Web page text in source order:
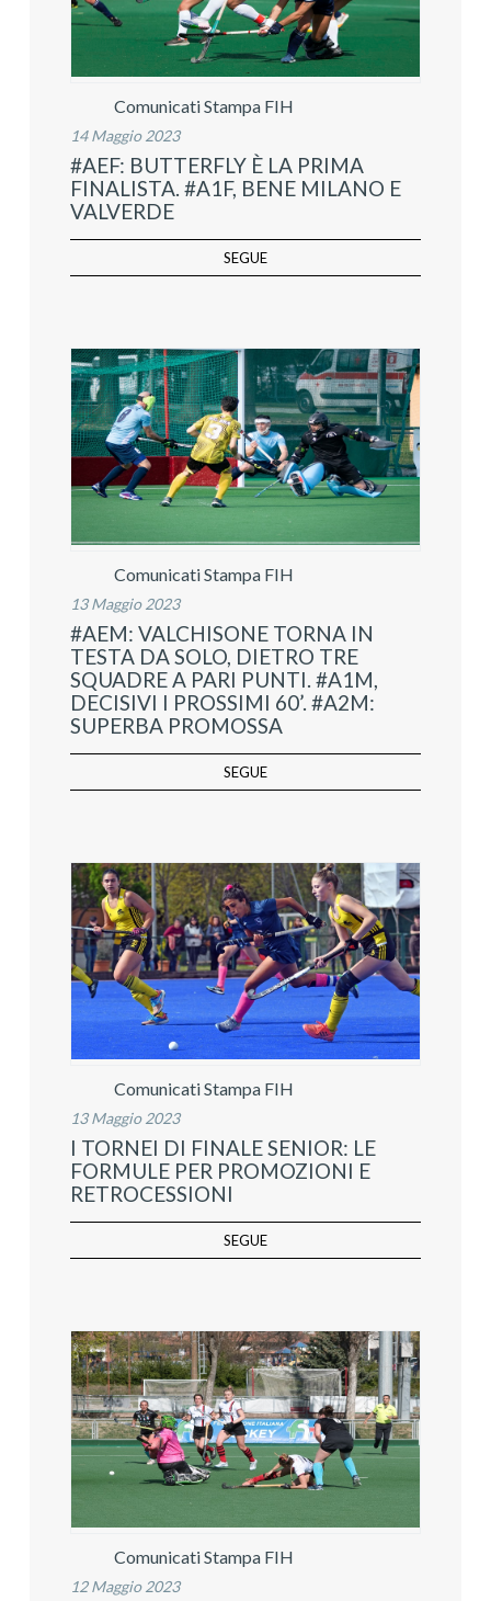
Comunicati Stampa FIH
14 Maggio 2023
#AEF: BUTTERFLY È LA PRIMA
FINALISTA. #A1F, BENE MILANO E
VALVERDE
SEGUE
Comunicati Stampa FIH
13 Maggio 2023
#AEM: VALCHISONE TORNA IN
TESTA DA SOLO, DIETRO TRE
SQUADRE A PARI PUNTI. #A1M,
DECISIVI I PROSSIMI 60’. #A2M:
SUPERBA PROMOSSA
SEGUE
Comunicati Stampa FIH
13 Maggio 2023
I TORNEI DI FINALE SENIOR: LE
FORMULE PER PROMOZIONI E
RETROCESSIONI
SEGUE
Comunicati Stampa FIH
12 Maggio 2023